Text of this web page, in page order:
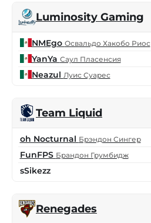
Luminosity Gaming
NMEgo Освальдо Хакобо Риос
YanYa Саул Пласенсия
Neazul Луис Суарес
Team Liquid
oh Nocturnal Брэндон Сингер
FunFPS Брандон Грумбидж
sSikezz
Renegades